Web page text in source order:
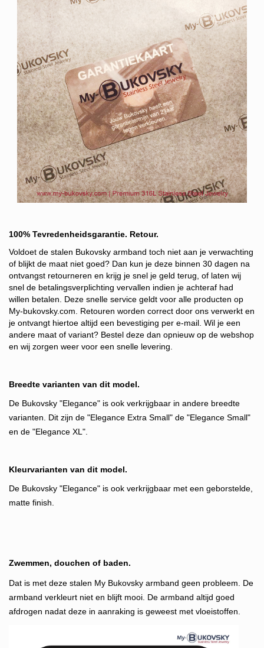
100% Tevredenheidsgarantie. Retour.
Voldoet de stalen Bukovsky armband toch niet aan je verwachting
of blijkt de maat niet goed? Dan kun je deze binnen 30 dagen na
ontvangst retourneren en krijg je snel je geld terug, of laten wij
snel de betalingsverplichting vervallen indien je achteraf had
willen betalen. Deze snelle service geldt voor alle producten op
My-bukovsky.com. Retouren worden correct door ons verwerkt en
je ontvangt hiertoe altijd een bevestiging per e-mail. Wil je een
andere maat of variant? Bestel deze dan opnieuw op de webshop
en wij zorgen weer voor een snelle levering.
Breedte varianten van dit model.
De Bukovsky "Elegance" is ook verkrijgbaar in andere breedte
varianten. Dit zijn de "Elegance Extra Small" de "Elegance Small"
en de "Elegance XL".
Kleurvarianten van dit model.
De Bukovsky "Elegance" is ook verkrijgbaar met een geborstelde,
matte finish.
Zwemmen, douchen of baden.
Dat is met deze stalen My Bukovsky armband geen probleem. De
armband verkleurt niet en blijft mooi. De armband altijd goed
afdrogen nadat deze in aanraking is geweest met vloeistoffen.